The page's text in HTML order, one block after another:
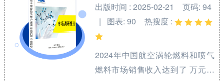
Production from Water
Electrolysis）核心厂商包括田中
贵金属集团和庄信万丰等，前两
大厂商占有全球大约7...
出版时间 : 2025-02-21
页码: 94
| 图表: 90
热搜度 :
2024年中国航空涡轮燃料和喷气
燃料市场销售收入达到了 万元，